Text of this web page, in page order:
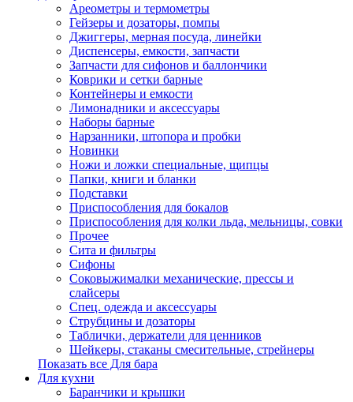
Ареометры и термометры
Гейзеры и дозаторы, помпы
Джиггеры, мерная посуда, линейки
Диспенсеры, емкости, запчасти
Запчасти для сифонов и баллончики
Коврики и сетки барные
Контейнеры и емкости
Лимонадники и аксессуары
Наборы барные
Нарзанники, штопора и пробки
Новинки
Ножи и ложки специальные, щипцы
Папки, книги и бланки
Подставки
Приспособления для бокалов
Приспособления для колки льда, мельницы, совки
Прочее
Сита и фильтры
Сифоны
Соковыжималки механические, прессы и
слайсеры
Спец. одежда и аксессуары
Струбцины и дозаторы
Таблички, держатели для ценников
Шейкеры, стаканы смесительные, стрейнеры
Показать все Для бара
Для кухни
Баранчики и крышки